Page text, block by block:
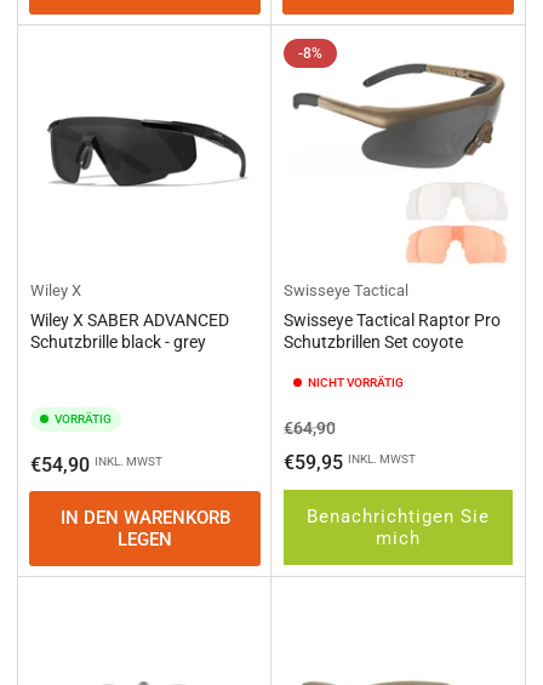
Wiley X
Wiley X SABER ADVANCED
Schutzbrille black - grey
VORRÄTIG
Normaler
Preis
€54,90 INKL. MWST
IN DEN WARENKORB
LEGEN
-8%
Swisseye Tactical
Swisseye Tactical Raptor Pro
Schutzbrillen Set coyote
NICHT VORRÄTIG
Normaler
Preis
€64,90Ausverkaufspreis
€59,95 INKL. MWST
Benachrichtigen Sie
mich